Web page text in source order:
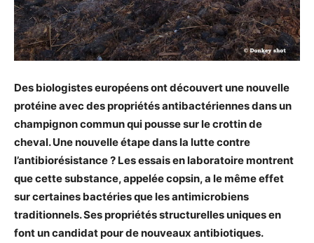
Des biologistes européens ont découvert une nouvelle
protéine avec des propriétésantibactériennesdans un
champignon commun qui pousse sur le crottin de
cheval. Une nouvelle étape dans la lutte contre
l’antibiorésistance ? Les essais en laboratoire montrent
que cette substance, appelée copsin, a le même effet
sur certaines bactéries que les antimicrobiens
traditionnels.Ses propriétés structurelles uniques en
font un candidat pour de nouveaux antibiotiques.